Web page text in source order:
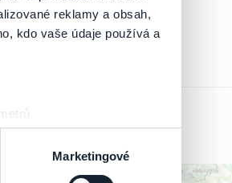
reklamy a obsah,
kdo vaše údaje používá a
prstu)
. Svůj souhlas
Marketingové